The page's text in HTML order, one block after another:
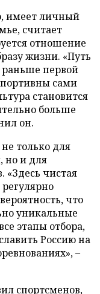
имеет личный
считает
отношение
жизни. «Путь
раньше первой
сами
становится
больше
он.
только для
но и для
чистая
что
уникальные
этапы отбора,
Россию на
–
спортсменов,